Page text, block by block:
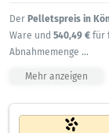
Der Pelletspreis in
Ware und 540,49 € für
Abnahmemenge ...
Mehr anzeigen